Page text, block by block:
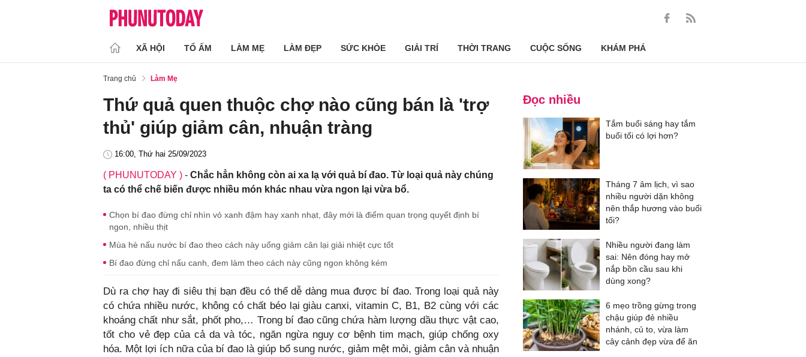
XÃ HỘI TỔ ẤM LÀM MẸ LÀM ĐẸP SỨC KHỎE GIẢI TRÍ THỜI TRANG CUỘC SỐNG KHÁM PHÁ
Trang chủ Làm Mẹ
Thứ quả quen thuộc chợ nào cũng bán là 'trợ
thủ' giúp giảm cân, nhuận tràng
16:00, Thứ hai 25/09/2023
( PHUNUTODAY ) - Chắc hẳn không còn ai xa lạ với quả bí đao. Từ loại quả này chúng
ta có thể chế biến được nhiều món khác nhau vừa ngon lại vừa bổ.
Chọn bí đao đừng chỉ nhìn vỏ xanh đậm hay xanh nhạt, đây mới là điểm quan trọng quyết định bí
ngon, nhiều thịt
Mùa hè nấu nước bí đao theo cách này uống giảm cân lại giải nhiệt cực tốt
Bí đao đừng chỉ nấu canh, đem làm theo cách này cũng ngon không kém
Dù ra chợ hay đi siêu thị bạn đều có thể dễ dàng mua được bí đao. Trong loại quả này
có chứa nhiều nước, không có chất béo lại giàu canxi, vitamin C, B1, B2 cùng với các
khoáng chất như sắt, phốt pho,… Trong bí đao cũng chứa hàm lượng dầu thực vật cao,
tốt cho vẻ đẹp của cả da và tóc, ngăn ngừa nguy cơ bệnh tim mạch, giúp chống oxy
hóa. Một lợi ích nữa của bí đao là giúp bổ sung nước, giảm mệt mỏi, giảm cân và nhuận
Đọc nhiều
Tắm buổi sáng hay tắm
buổi tối có lợi hơn?
Tháng 7 âm lịch, vì sao
nhiều người dặn không
nên thắp hương vào buổi
tối?
Nhiều người đang làm
sai: Nên đóng hay mở
nắp bồn cầu sau khi
dùng xong?
6 mẹo trồng gừng trong
chậu giúp đẻ nhiều
nhánh, củ to, vừa làm
cây cảnh đẹp vừa để ăn